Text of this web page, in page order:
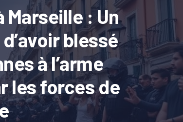
: Un
blessé
à l’arme
les forces de